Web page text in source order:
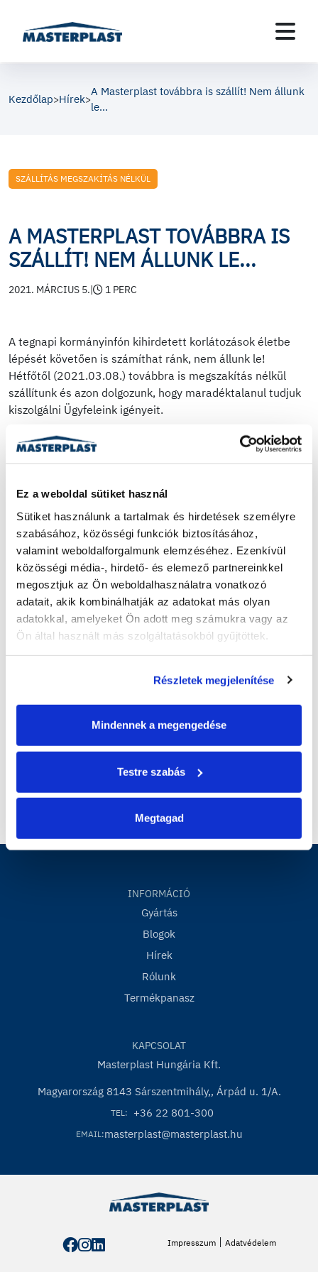
Ez a weboldal sütiket használ
Sütiket használunk a tartalmak és hirdetések személyre
szabásához, közösségi funkciók biztosításához,
valamint weboldalforgalmunk elemzéséhez. Ezenkívül
közösségi média-, hirdető- és elemező partnereinkkel
megosztjuk az Ön weboldalhasználatra vonatkozó
adatait, akik kombinálhatják az adatokat más olyan
adatokkal, amelyeket Ön adott meg számukra vagy az
Ön által használt más szolgáltatásokból gyűjtöttek.
Részletek megjelenítése
Mindennek a megengedése
Testre szabás
Megtagad
Kezdőlap>Hírek>
A Masterplast továbbra is szállít! Nem állunk
le...
SZÁLLÍTÁS MEGSZAKÍTÁS NÉLKÜL
A MASTERPLAST TOVÁBBRA IS
SZÁLLÍT! NEM ÁLLUNK LE...
2021. MÁRCIUS 5.| 1 PERC
A tegnapi kormányinfón kihirdetett korlátozások életbe
lépését követően is számíthat ránk, nem állunk le!
Hétfőtől (2021.03.08.) továbbra is megszakítás nélkül
szállítunk és azon dolgozunk, hogy maradéktalanul tudjuk
kiszolgálni Ügyfeleink igényeit.​
Együttműködés a
Masterplast és
A BUX és BUMIX
indexkosarába is
bekerült a
Masterp...
INFORMÁCIÓ
Gyártás
Blogok
Hírek
Rólunk
Termékpanasz
KAPCSOLAT
Masterplast Hungária Kft.
Magyarország 8143 Sárszentmihály,, Árpád u. 1/A.
TEL: +36 22 801-300
EMAIL:masterplast@masterplast.hu
Impresszum | Adatvédelem